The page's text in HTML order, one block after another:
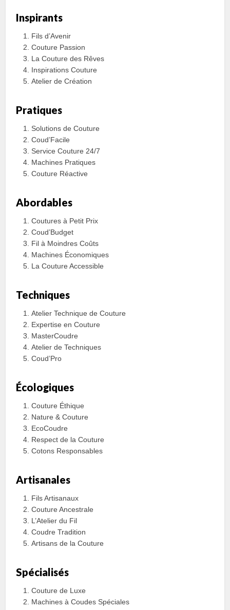
Inspirants
Fils d’Avenir
Couture Passion
La Couture des Rêves
Inspirations Couture
Atelier de Création
Pratiques
Solutions de Couture
Coud’Facile
Service Couture 24/7
Machines Pratiques
Couture Réactive
Abordables
Coutures à Petit Prix
Coud’Budget
Fil à Moindres Coûts
Machines Économiques
La Couture Accessible
Techniques
Atelier Technique de Couture
Expertise en Couture
MasterCoudre
Atelier de Techniques
Coud’Pro
Écologiques
Couture Éthique
Nature & Couture
EcoCoudre
Respect de la Couture
Cotons Responsables
Artisanales
Fils Artisanaux
Couture Ancestrale
L’Atelier du Fil
Coudre Tradition
Artisans de la Couture
Spécialisés
Couture de Luxe
Machines à Coudes Spéciales